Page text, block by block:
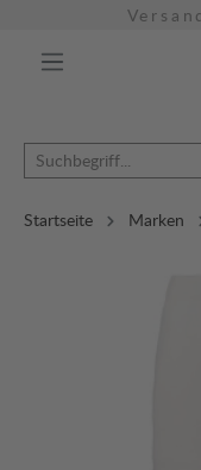
Startseite Marken